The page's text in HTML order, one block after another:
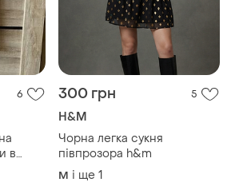
6
в
300 грн 5
H&M
Чорна легка сукня
півпрозора h&m
M і ще 1